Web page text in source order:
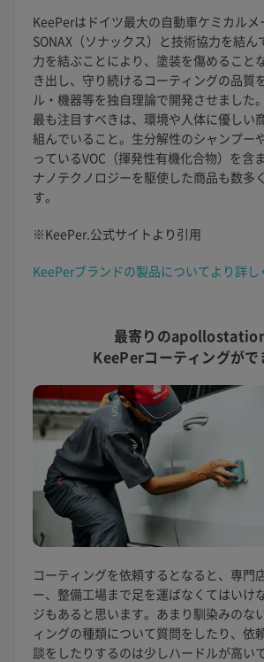
KeePerはドイツ最大の自動車ケミカルメ
SONAX（ソナックス）と技術協力を結ん
力を結ぶことにより、塗装を傷めること
き出し、守り続けるコーティングの品質
ル・機器等を独自理論で開発させました。
最も注目すべきは、環境や人体に優しい
組んでいること。生分解性のシャンプー
っているVOC（揮発性有機化合物）を含
ナノテクノロジーを駆使した商品も数多
す。
※KeePer.公式サイトより引用
KeePerブランドの製品についてより詳し
最寄りの
KeePerコーティングがで
コーティングを依頼するとなると、専門
ー、整備工場まで足を運ばなくてはいけ
ジもあると思います。あまり馴染みのな
ィングの種類について質問をしたり、依
談をしたりするのは少しハードルが高い